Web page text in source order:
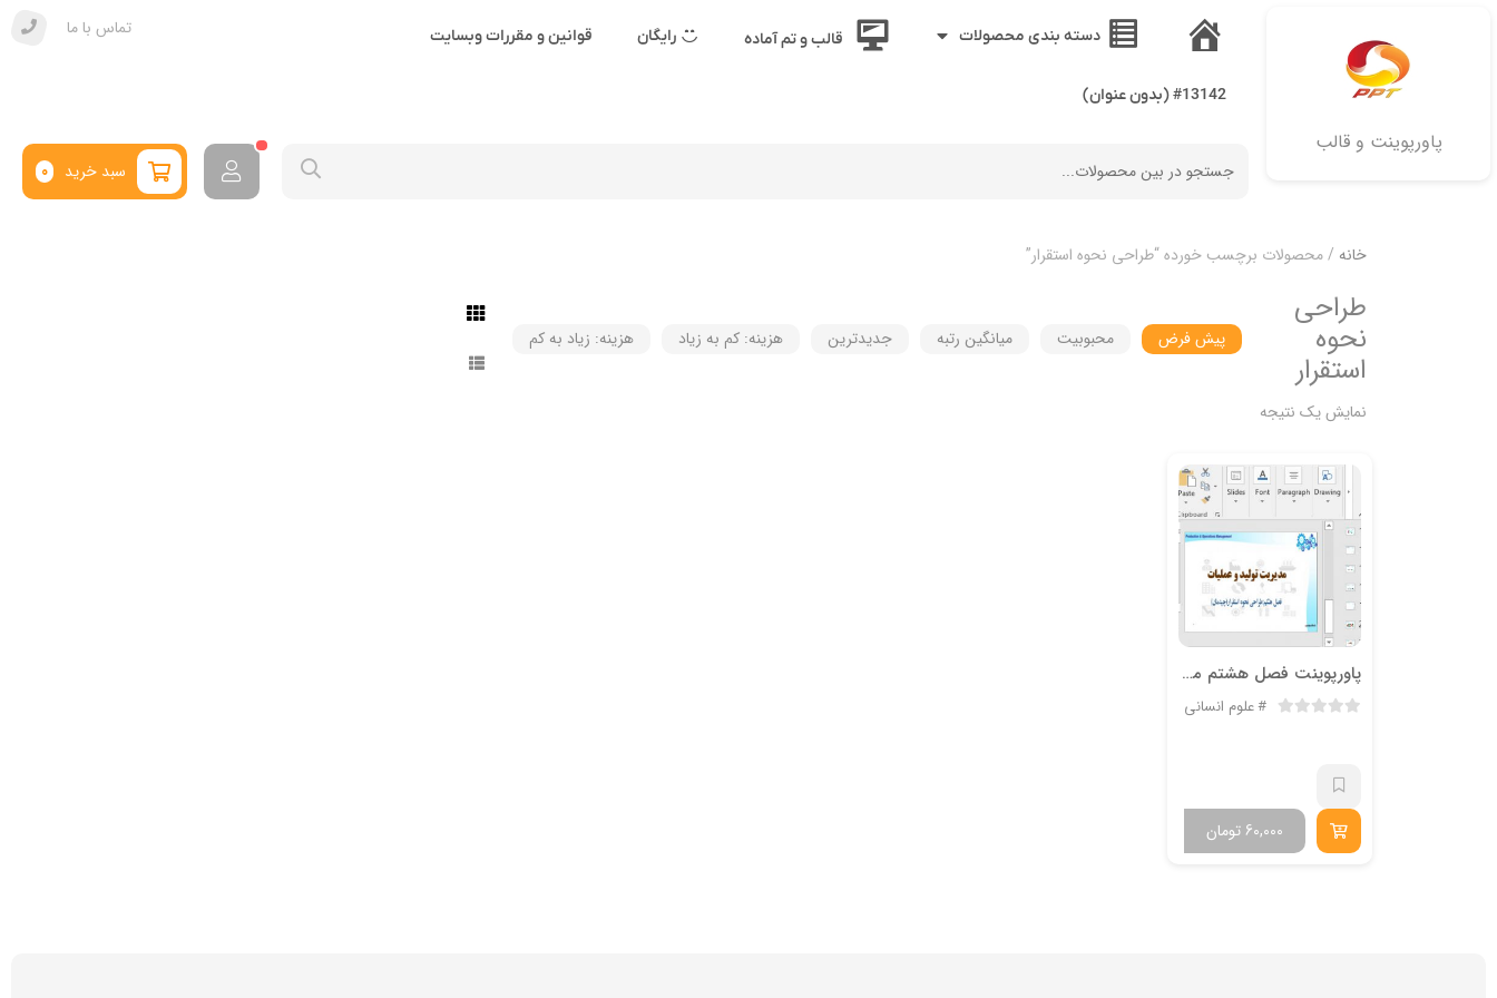
پاورپوینت و قالب
خانه
دسته بندی محصولات قالب و تم آماده رایگان قوانین و مقررات وبسایت
#13142 (بدون عنوان)
تماس با ما
سبد خرید 0
خانه / محصولات برچسب خورده “طراحي نحوه استقرار”
طراحي
نحوه
استقرار
پیش فرض محبوبیت میانگین رتبه جدیدترین هزینه: کم به زیاد هزینه: زیاد به کم
نمایش یک نتیجه
پاورپوینت فصل هشتم مديريت توليد و عمليات طراحي نحوه استقرار(چيدمان)
علوم انسانی
تومان 60,000